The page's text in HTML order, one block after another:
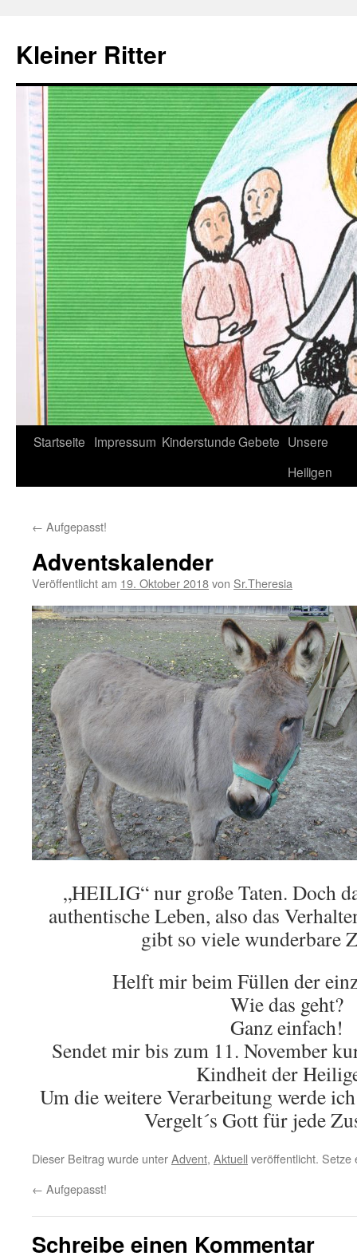
springen
Kleiner Ritter
Startseite Impressum KinderstundeGebete Unsere
Heiligen
← Aufgepasst!
Adventskalender
Veröffentlicht am 19. Oktober 2018von Sr.Theresia
„HEILIG“ nur große Taten. Doch
authentische Leben, also das
gibt so viele wunderbare
Helft mir beim Füllen der
Wie das geht?
Ganz einfach!
Sendet mir bis zum 11. November
Kindheit der
Um die weitere Verarbeitung werde
Vergelt´s Gott für jede
Dieser Beitrag wurde unterAdvent, Aktuell veröffentlicht.
← Aufgepasst!
Schreibe einen Kommentar